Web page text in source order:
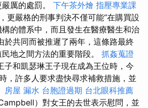
厲的處罰。 下午茶外燴 指壓專業課
更嚴格的刑事判決不僅可能“在購買設
的體系中，而且發生在醫療醫生和治
於共同而被推遲了兩年，這條路最終
地之間方法的重要階段。 抓姦蒐證
子和凱瑟琳王子現在成為王位時，今
，許多人要求盡快尋求補救措施，並
房屋 漏水 台胞證過期 台北眼科推薦
）對女王的去世表示慰問，並